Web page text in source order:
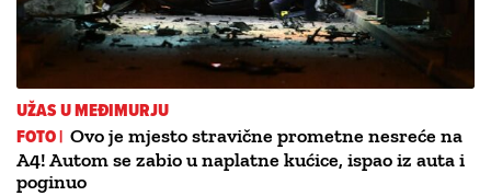
UŽAS U MEĐIMURJU
FOTO | Ovo je mjesto stravične prometne nesreće na
A4! Autom se zabio u naplatne kućice, ispao iz auta i
poginuo